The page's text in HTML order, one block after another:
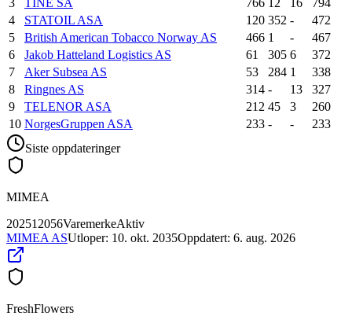
4
STATOIL ASA 120 352 -
472
5
British American Tobacco Norway AS 466 1 -
467
6
Jakob Hatteland Logistics AS 61 305 6
372
7
Aker Subsea AS 53 284 1
338
8
Ringnes AS 314 - 13
327
9
TELENOR ASA 212 45 3
260
10 NorgesGruppen ASA 233 - -
233
Siste oppdateringer
MIMEA
202512056VaremerkeAktiv
MIMEA ASUtloper: 10. okt. 2035Oppdatert: 6. aug. 2026
FreshFlowers